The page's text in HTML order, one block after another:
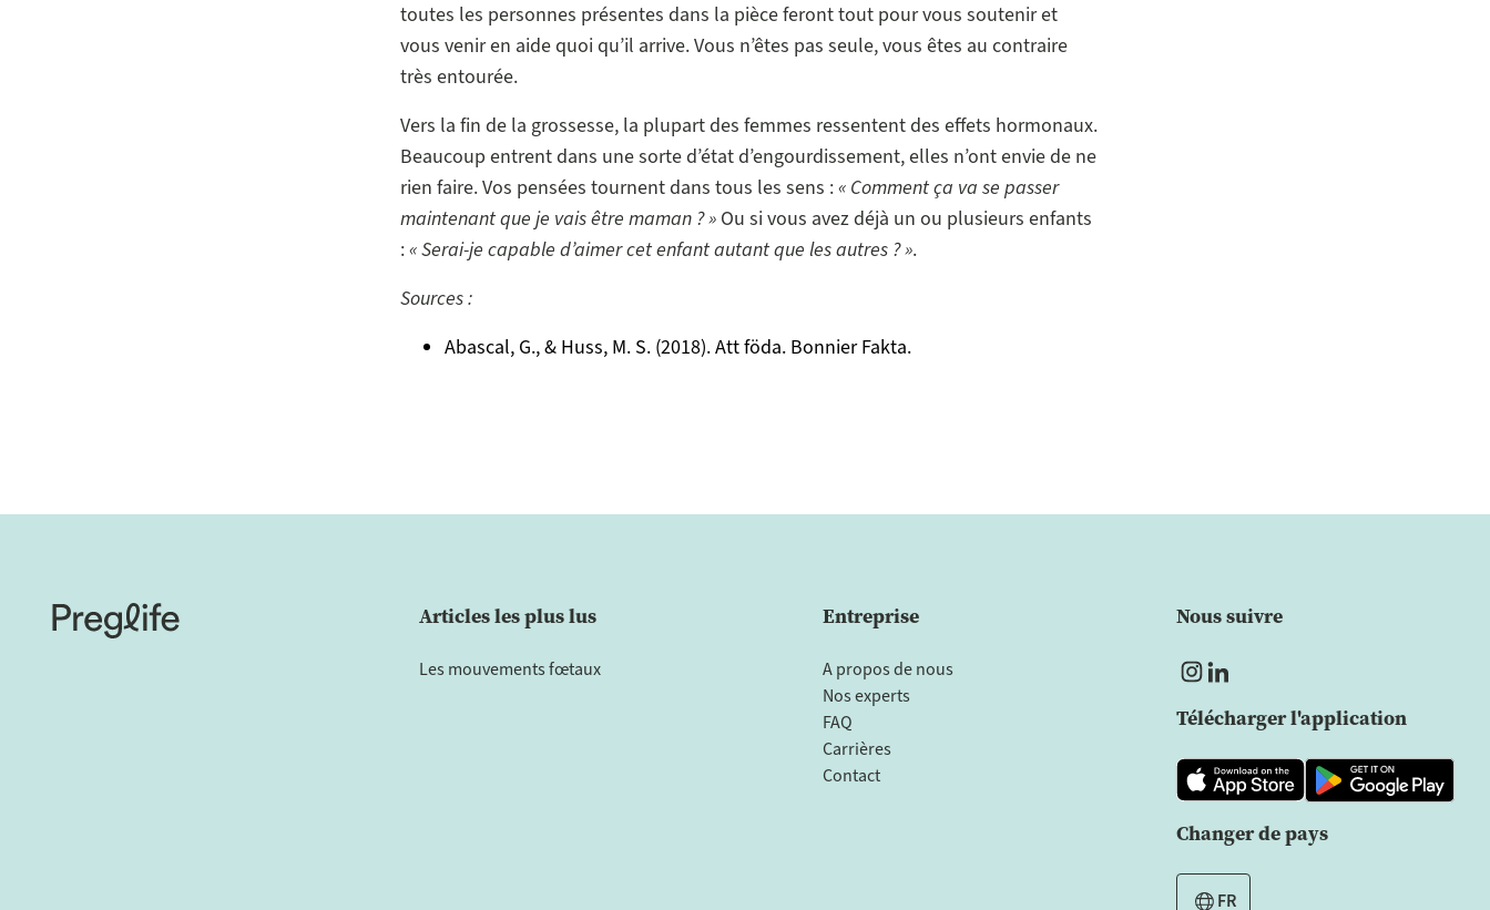
toutes les personnes présentes dans la pièce feront tout pour vous soutenir et
vous venir en aide quoi qu’il arrive. Vous n’êtes pas seule, vous êtes au contraire
très entourée.
Vers la fin de la grossesse, la plupart des femmes ressentent des effets hormonaux.
Beaucoup entrent dans une sorte d’état d’engourdissement, elles n’ont envie de ne
rien faire. Vos pensées tournent dans tous les sens :« Comment ça va se passer
maintenant que je vais être maman ? »Ou si vous avez déjà un ou plusieurs enfants
:« Serai-je capable d’aimer cet enfant autant que les autres ? ».
Sources :
Abascal, G., & Huss, M. S. (2018). Att föda. Bonnier Fakta.
Articles les plus lus
Les mouvements fœtaux
Entreprise
A propos de nous
Nos experts
FAQ
Carrières
Contact
Nous suivre
Télécharger l'application
Changer de pays
FR